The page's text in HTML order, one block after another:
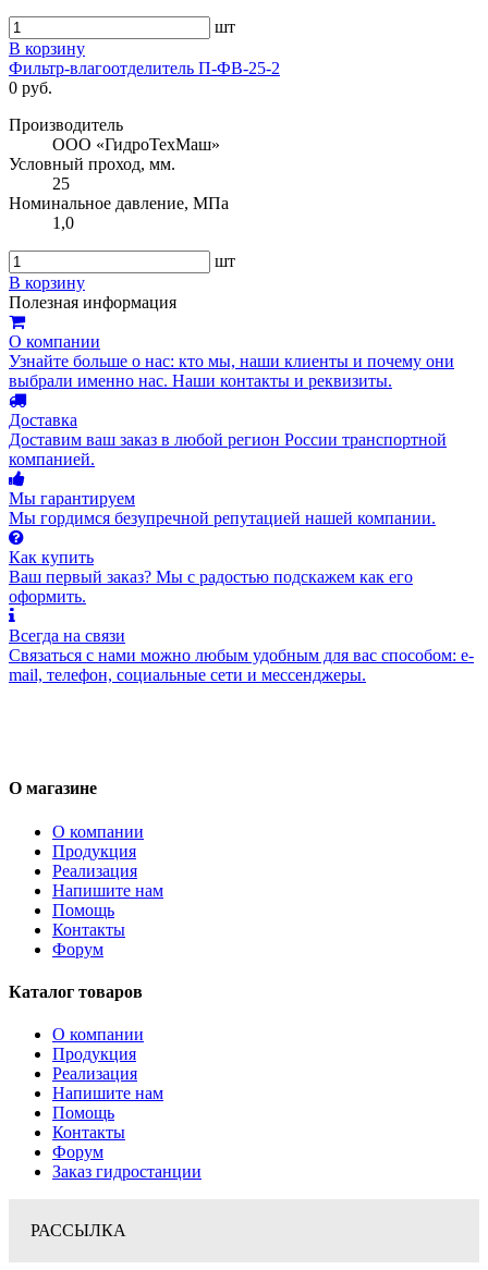
шт
В корзину
Фильтр-влагоотделитель П-ФВ-25-2
0 руб.
Производитель
ООО «ГидроТехМаш»
Условный проход, мм.
25
Номинальное давление, МПа
1,0
шт
В корзину
Полезная информация
О компании
Узнайте больше о нас: кто мы, наши клиенты и почему они
выбрали именно нас. Наши контакты и реквизиты.
Доставка
Доставим ваш заказ в любой регион России транспортной
компанией.
Мы гарантируем
Мы гордимся безупречной репутацией нашей компании.
Как купить
Ваш первый заказ? Мы с радостью подскажем как его
оформить.
Всегда на связи
Связаться с нами можно любым удобным для вас способом: e-
mail, телефон, социальные сети и мессенджеры.
О магазине
О компании
Продукция
Реализация
Напишите нам
Помощь
Контакты
Форум
Каталог товаров
О компании
Продукция
Реализация
Напишите нам
Помощь
Контакты
Форум
Заказ гидростанции
РАССЫЛКА